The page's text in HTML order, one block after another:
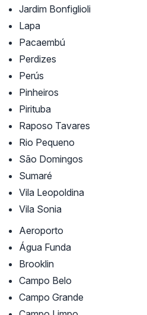
Jardim Bonfiglioli
Lapa
Pacaembú
Perdizes
Perús
Pinheiros
Pirituba
Raposo Tavares
Rio Pequeno
São Domingos
Sumaré
Vila Leopoldina
Vila Sonia
Aeroporto
Água Funda
Brooklin
Campo Belo
Campo Grande